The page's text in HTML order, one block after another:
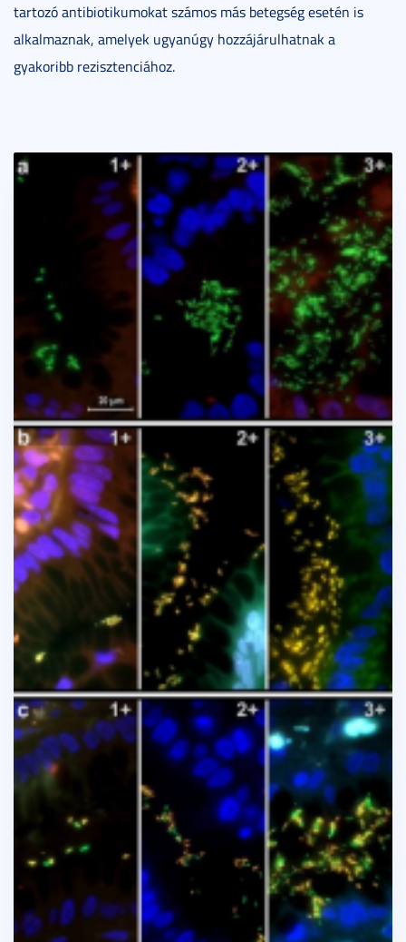
tartozó antibiotikumokat számos más betegség esetén is
alkalmaznak, amelyek ugyanúgy hozzájárulhatnak a
gyakoribb rezisztenciához.